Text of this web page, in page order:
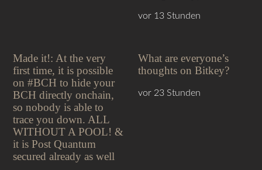
vor 13 Stunden
Made it!: At the very
first time, it is possible
on #BCH to hide your
BCH directly onchain,
so nobody is able to
trace you down. ALL
WITHOUT A POOL! &
it is Post Quantum
secured already as well
What are everyone’s
thoughts on Bitkey?
vor 23 Stunden